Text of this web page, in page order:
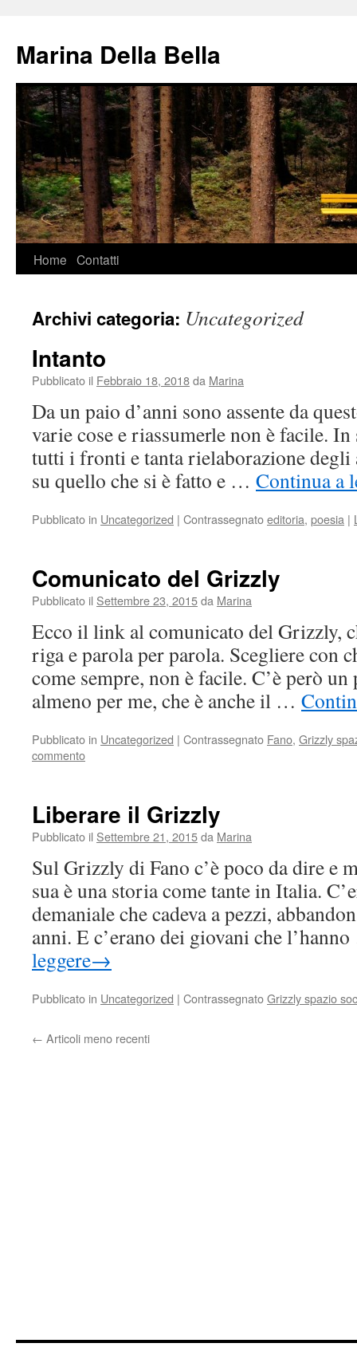
contenuto
Marina Della Bella
Home Contatti
Archivi categoria: Uncategorized
Intanto
Pubblicato il Febbraio 18, 2018da Marina
Da un paio d’anni sono assente da
varie cose e riassumerle non è facile.
tutti i fronti e tanta rielaborazione
su quello che si è fatto e … Continua a
Pubblicato in Uncategorized | Contrassegnatoeditoria, poesia |
Comunicato del Grizzly
Pubblicato il Settembre 23, 2015da Marina
Ecco il link al comunicato del Grizzly,
riga e parola per parola. Scegliere con
come sempre, non è facile. C’è però
almeno per me, che è anche il …
Pubblicato in Uncategorized | Contrassegnato Fano, Grizzly
commento
Liberare il Grizzly
Pubblicato il Settembre 21, 2015da Marina
Sul Grizzly di Fano c’è poco da dire e
sua è una storia come tante in Italia.
demaniale che cadeva a pezzi,
anni. E c’erano dei giovani che
leggere→
Pubblicato in Uncategorized | ContrassegnatoGrizzly spazio
← Articoli meno recenti